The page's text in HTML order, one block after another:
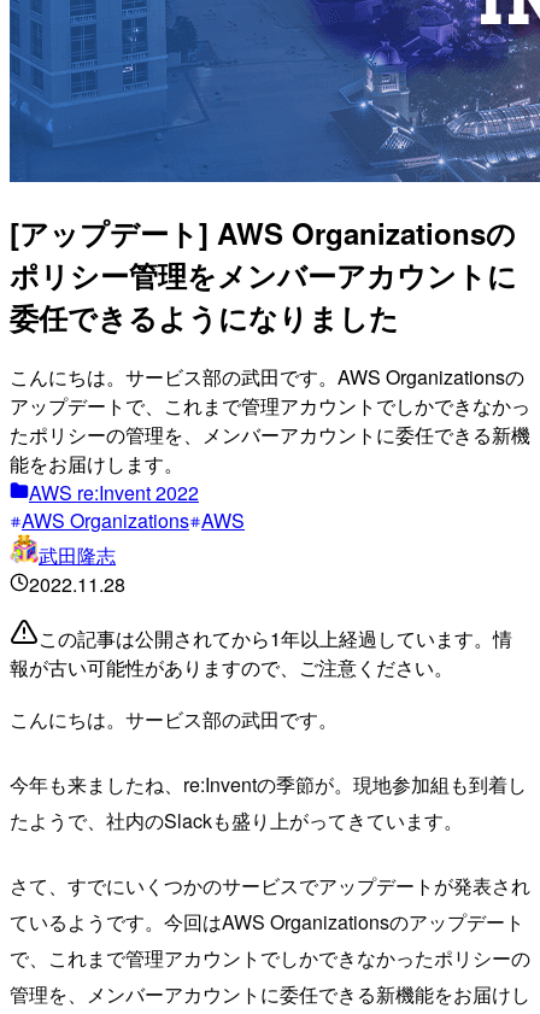
[アップデート] AWS Organizationsの
ポリシー管理をメンバーアカウントに
委任できるようになりました
こんにちは。サービス部の武田です。AWS Organizationsの
アップデートで、これまで管理アカウントでしかできなかっ
たポリシーの管理を、メンバーアカウントに委任できる新機
能をお届けします。
AWS re:Invent 2022
AWS Organizations AWS
武田隆志
2022.11.28
この記事は公開されてから1年以上経過しています。情
報が古い可能性がありますので、ご注意ください。
こんにちは。サービス部の武田です。
今年も来ましたね、re:Inventの季節が。現地参加組も到着し
たようで、社内のSlackも盛り上がってきています。
さて、すでにいくつかのサービスでアップデートが発表され
ているようです。今回はAWS Organizationsのアップデート
で、これまで管理アカウントでしかできなかったポリシーの
管理を、メンバーアカウントに委任できる新機能をお届けし